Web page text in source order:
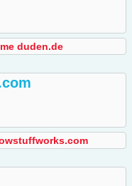
duden.de